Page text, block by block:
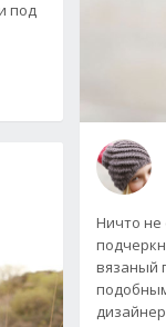
под
Ничто не
вязаный